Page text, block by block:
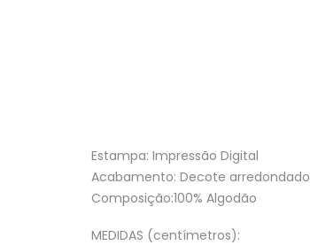
Estampa: Impressão Digital
Acabamento: Decote arredondado
Composição:100% Algodão
MEDIDAS (centímetros):